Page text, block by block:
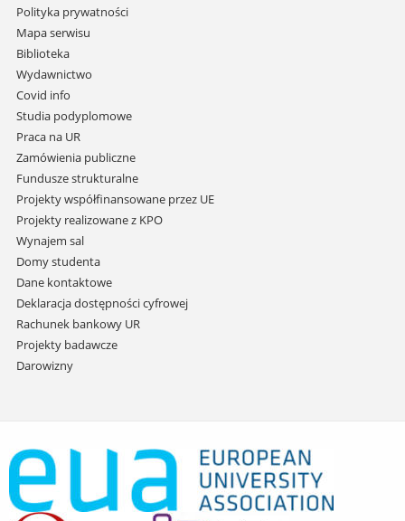
Pomiń
nawigację
i
przejdź
do
treści
Polityka prywatności
Mapa serwisu
Biblioteka
Wydawnictwo
Covid info
Studia podyplomowe
Praca na UR
Zamówienia publiczne
Fundusze strukturalne
Projekty współfinansowane przez UE
Projekty realizowane z KPO
Wynajem sal
Domy studenta
Dane kontaktowe
Deklaracja dostępności cyfrowej
Rachunek bankowy UR
Projekty badawcze
Darowizny